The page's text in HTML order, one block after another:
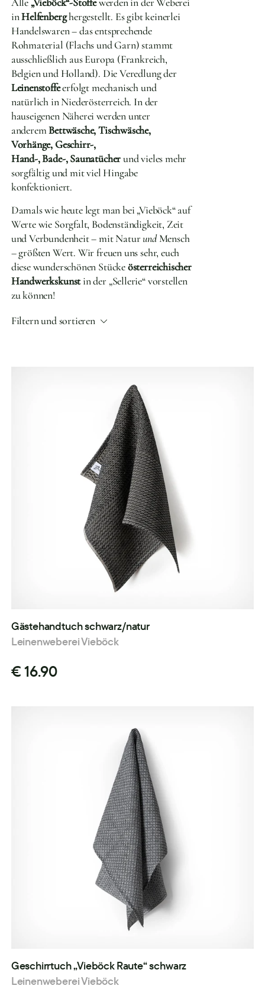
inHelfenberghergestellt. Es gibt keinerlei
Handelswaren – das entsprechende
Rohmaterial (Flachs und Garn) stammt
ausschließlich aus Europa (Frankreich,
Belgien und Holland). Die Veredlung der
Leinenstoffeerfolgt mechanisch und
natürlich in Niederösterreich. In der
hauseigenen Näherei werden unter
anderemBettwäsche, Tischwäsche,
Vorhänge, Geschirr-,
Hand-, Bade-, Saunatücherund vieles mehr
sorgfältig und mit viel Hingabe
konfektioniert.
Damals wie heute legt man bei „Vieböck“ auf
Werte wie Sorgfalt, Bodenständigkeit, Zeit
und Verbundenheit – mit NaturundMensch
– größten Wert. Wir freuen uns sehr, euch
diese wunderschönen Stückeösterreichischer
Handwerkskunstin der „Sellerie“ vorstellen
zu können!
Filtern und sortieren
Gästehandtuch schwarz/natur
Leinenweberei Vieböck
€ 16.90
Geschirrtuch „Vieböck Raute“ schwarz
Leinenweberei Vieböck